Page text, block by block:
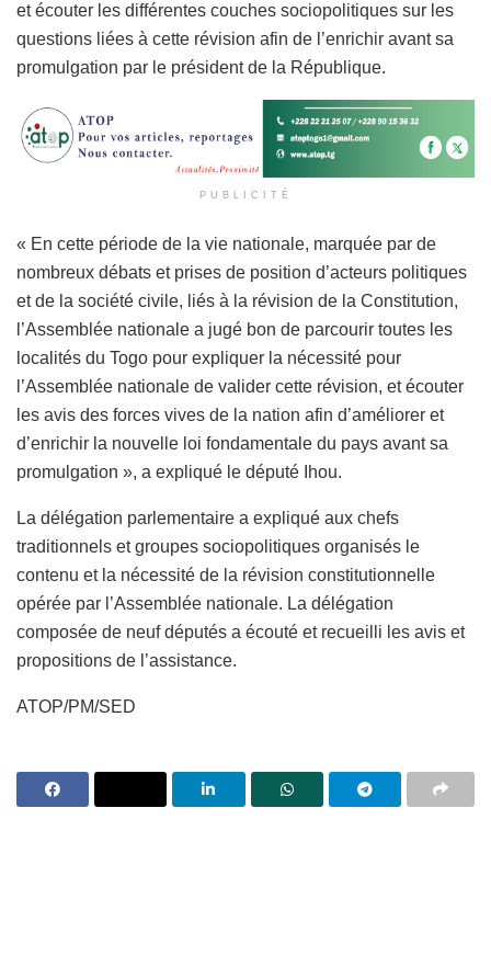
et écouter les différentes couches sociopolitiques sur les
questions liées à cette révision afin de l’enrichir avant sa
promulgation par le président de la République.
PUBLICITÉ
« En cette période de la vie nationale, marquée par de
nombreux débats et prises de position d’acteurs politiques
et de la société civile, liés à la révision de la Constitution,
l’Assemblée nationale a jugé bon de parcourir toutes les
localités du Togo pour expliquer la nécessité pour
l’Assemblée nationale de valider cette révision, et écouter
les avis des forces vives de la nation afin d’améliorer et
d’enrichir la nouvelle loi fondamentale du pays avant sa
promulgation », a expliqué le député Ihou.
La délégation parlementaire a expliqué aux chefs
traditionnels et groupes sociopolitiques organisés le
contenu et la nécessité de la révision constitutionnelle
opérée par l’Assemblée nationale. La délégation
composée de neuf députés a écouté et recueilli les avis et
propositions de l’assistance.
ATOP/PM/SED